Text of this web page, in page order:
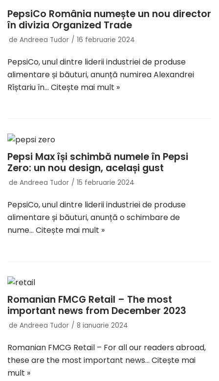
PepsiCo România numește un nou director
în divizia Organized Trade
de Andreea Tudor 16 februarie 2024
PepsiCo, unul dintre liderii industriei de produse
alimentare și băuturi, anunță numirea Alexandrei
Rîștariu în… Citește mai mult »
Pepsi Max își schimbă numele în Pepsi
Zero: un nou design, același gust
de Andreea Tudor 15 februarie 2024
PepsiCo, unul dintre liderii industriei de produse
alimentare și băuturi, anunță o schimbare de
nume… Citește mai mult »
Romanian FMCG Retail – The most
important news from December 2023
de Andreea Tudor 8 ianuarie 2024
Romanian FMCG Retail – For all our readers abroad,
these are the most important news… Citește mai
mult »